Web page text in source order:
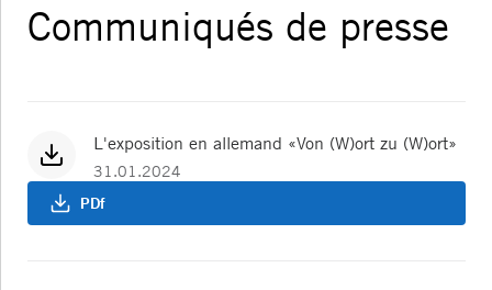
Communiqués de presse
L'exposition en allemand «Von (W)ort zu (W)ort»
31.01.2024
PDf